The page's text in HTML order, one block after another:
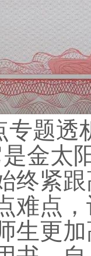
专题
金太
终紧
难点
生更